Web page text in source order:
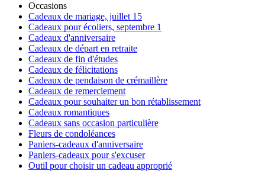
Occasions
Cadeaux de mariage, juillet 15
Cadeaux pour écoliers, septembre 1
Cadeaux d'anniversaire
Cadeaux de départ en retraite
Cadeaux de fin d'études
Cadeaux de félicitations
Cadeaux de pendaison de crémaillère
Cadeaux de remerciement
Cadeaux pour souhaiter un bon rétablissement
Cadeaux romantiques
Cadeaux sans occasion particulière
Fleurs de condoléances
Paniers-cadeaux d'anniversaire
Paniers-cadeaux pour s'excuser
Outil pour choisir un cadeau approprié